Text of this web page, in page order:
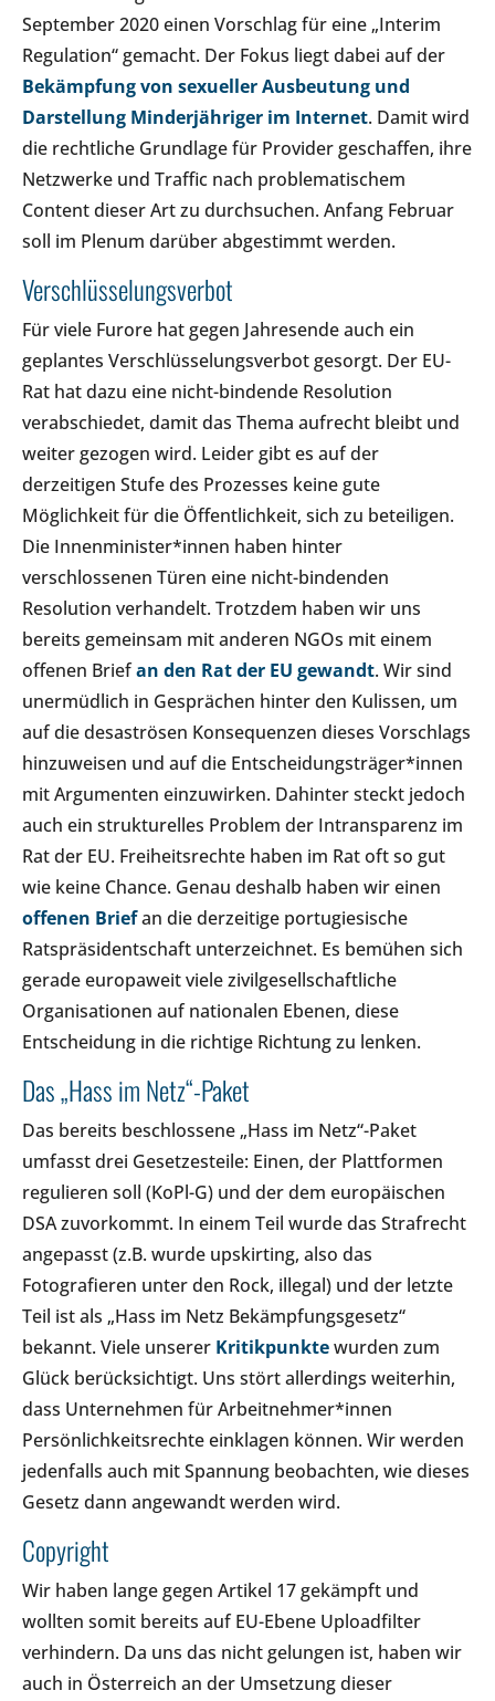
September 2020 einen Vorschlag für eine „Interim
Regulation“ gemacht. Der Fokus liegt dabei auf der
Bekämpfung von sexueller Ausbeutung und
Darstellung Minderjähriger im Internet. Damit wird
die rechtliche Grundlage für Provider geschaffen, ihre
Netzwerke und Traffic nach problematischem
Content dieser Art zu durchsuchen. Anfang Februar
soll im Plenum darüber abgestimmt werden.
Verschlüsselungsverbot
Für viele Furore hat gegen Jahresende auch ein
geplantes Verschlüsselungsverbot gesorgt. Der EU-
Rat hat dazu eine nicht-bindende Resolution
verabschiedet, damit das Thema aufrecht bleibt und
weiter gezogen wird. Leider gibt es auf der
derzeitigen Stufe des Prozesses keine gute
Möglichkeit für die Öffentlichkeit, sich zu beteiligen.
Die Innenminister*innen haben hinter
verschlossenen Türen eine nicht-bindenden
Resolution verhandelt. Trotzdem haben wir uns
bereits gemeinsam mit anderen NGOs mit einem
offenen Briefan den Rat der EU gewandt. Wir sind
unermüdlich in Gesprächen hinter den Kulissen, um
auf die desaströsen Konsequenzen dieses Vorschlags
hinzuweisen und auf die Entscheidungsträger*innen
mit Argumenten einzuwirken. Dahinter steckt jedoch
auch ein strukturelles Problem der Intransparenz im
Rat der EU. Freiheitsrechte haben im Rat oft so gut
wie keine Chance. Genau deshalb haben wir einen
offenen Briefan die derzeitige portugiesische
Ratspräsidentschaft unterzeichnet. Es bemühen sich
gerade europaweit viele zivilgesellschaftliche
Organisationen auf nationalen Ebenen, diese
Entscheidung in die richtige Richtung zu lenken.
Das „Hass im Netz“-Paket
Das bereits beschlossene „Hass im Netz“-Paket
umfasst drei Gesetzesteile: Einen, der Plattformen
regulieren soll (KoPl-G) und der dem europäischen
DSA zuvorkommt. In einem Teil wurde das Strafrecht
angepasst (z.B. wurde upskirting, also das
Fotografieren unter den Rock, illegal) und der letzte
Teil ist als „Hass im Netz Bekämpfungsgesetz“
bekannt. Viele unserer Kritikpunktewurden zum
Glück berücksichtigt. Uns stört allerdings weiterhin,
dass Unternehmen für Arbeitnehmer*innen
Persönlichkeitsrechte einklagen können. Wir werden
jedenfalls auch mit Spannung beobachten, wie dieses
Gesetz dann angewandt werden wird.
Copyright
Wir haben lange gegen Artikel 17 gekämpft und
wollten somit bereits auf EU-Ebene Uploadfilter
verhindern. Da uns das nicht gelungen ist, haben wir
auch in Österreich an der Umsetzung dieser